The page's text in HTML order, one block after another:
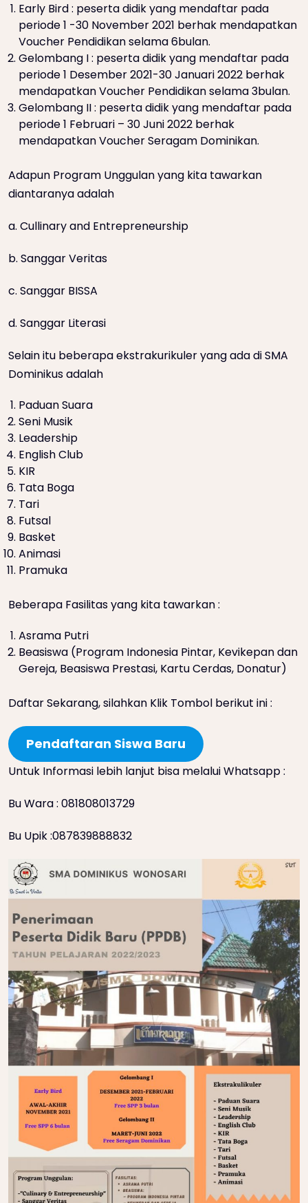
Early Bird : peserta didik yang mendaftar pada
periode 1 -30 November 2021 berhak mendapatkan
Voucher Pendidikan selama 6bulan.
Gelombang I : peserta didik yang mendaftar pada
periode 1 Desember 2021-30 Januari 2022 berhak
mendapatkan Voucher Pendidikan selama 3bulan.
Gelombang II : peserta didik yang mendaftar pada
periode 1 Februari – 30 Juni 2022 berhak
mendapatkan Voucher Seragam Dominikan.
Adapun Program Unggulan yang kita tawarkan
diantaranya adalah
a. Cullinary and Entrepreneurship
b. Sanggar Veritas
c. Sanggar BISSA
d. Sanggar Literasi
Selain itu beberapa ekstrakurikuler yang ada di SMA
Dominikus adalah
Paduan Suara
Seni Musik
Leadership
English Club
KIR
Tata Boga
Tari
Futsal
Basket
Animasi
Pramuka
Beberapa Fasilitas yang kita tawarkan :
Asrama Putri
Beasiswa (Program Indonesia Pintar, Kevikepan dan
Gereja, Beasiswa Prestasi, Kartu Cerdas, Donatur)
Daftar Sekarang, silahkan Klik Tombol berikut ini :
Pendaftaran Siswa Baru
Untuk Informasi lebih lanjut bisa melalui Whatsapp :
Bu Wara : 081808013729
Bu Upik :087839888832